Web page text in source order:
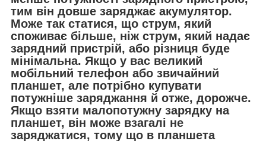
тим він довше заряджає акумулятор.
Може так статися, що струм, який
споживає більше, ніж струм, який надає
зарядний пристрій, або різниця буде
мінімальна. Якщо у вас великий
мобільний телефон або звичайний
планшет, але потрібно купувати
потужніше заряджання й отже, дорожче.
Якщо взяти малопотужну зарядку на
планшет, він може взагалі не
заряджатися, тому що в планшета